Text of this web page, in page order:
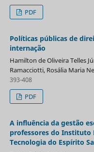
PDF
Políticas públicas de
internação
Hamilton de Oliveira Telles
Ramacciotti, Rosália Maria
393-408
PDF
A influência da gestão
professores do Instituto
Tecnologia do Espírito